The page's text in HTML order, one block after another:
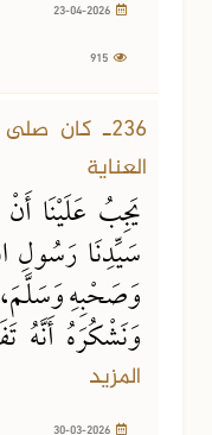
236ـ كان
العناية
يَجِبُ عَلَيْنَا
سَيِّدِنَا رَسُولِ
وَصَحْبِهِ وَسَلَّمَ،
وَنَشْكُرَهُ أَنَّهُ
المزيد